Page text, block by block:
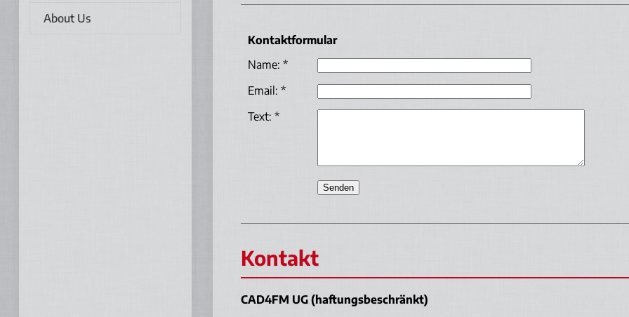
About Us
Kontaktformular
Name: *
Email: *
Text: *
Kontakt
CAD4FM UG (haftungsbeschränkt)